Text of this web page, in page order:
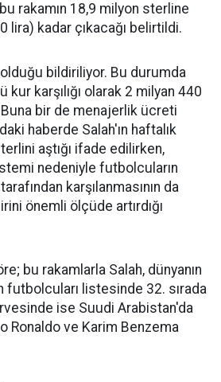
rakamın 18,9 milyon sterline
lira) kadar çıkacağı belirtildi.
olduğu bildiriliyor. Bu durumda
kur karşılığı olarak 2 milyan 440
Buna bir de menajerlik ücreti
haberde Salah'ın haftalık
aştığı ifade edilirken,
nedeniyle futbolcuların
karşılanmasının da
önemli ölçüde artırdığı
bu rakamlarla Salah, dünyanın
futbolcuları listesinde 32. sırada
ise Suudi Arabistan'da
Ronaldo ve Karim Benzema